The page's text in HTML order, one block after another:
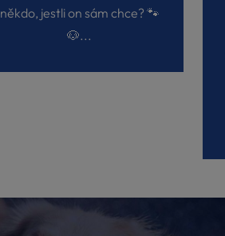
někdo, jestli on sám chce? 🐾
🐶...